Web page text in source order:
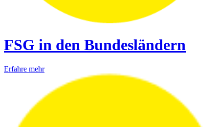
FSG in den Bundesländern
Erfahre mehr